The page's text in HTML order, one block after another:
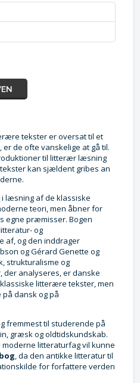
tekster er oversat til et
de ofte vanskelige at gå til.
til litterær læsning
kan sjældent gribes an
læsning af de klassiske
teori, men åbner for
egne præmisser. Bogen
og
af, og den inddrager
og Gérard Genette og
strukturalisme og
der analyseres, er danske
litterære tekster, men
dansk og på
fremmest til studerende på
græsk og oldtidskundskab.
litteraturfag vil kunne
, da den antikke litteratur til
for forfattere verden